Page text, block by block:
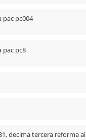
pac pc004
pac pc8
decima tercera reforma al